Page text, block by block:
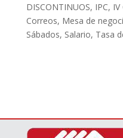
DISCONTINUOS, IPC,
Correos, Mesa de
Sábados, Salario, Tasa